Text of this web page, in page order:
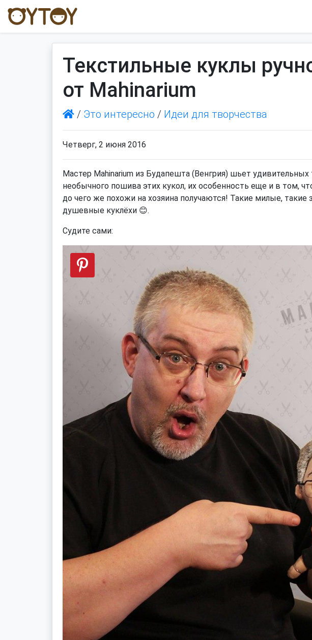
Текстильные куклы
от Mahinarium
/ Это интересно / Идеи для творчества
Четверг, 2 июня 2016
Мастер Mahinarium из Будапешта (Венгрия) шьет
необычного пошива этих кукол, их особенность еще и в том,
до чего же похожи на хозяина получаются! Такие милые, такие
душевные куклёхи 😊.
Судите сами: